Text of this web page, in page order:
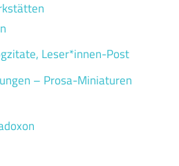
Leser*innen-Post
– Prosa-Miniaturen